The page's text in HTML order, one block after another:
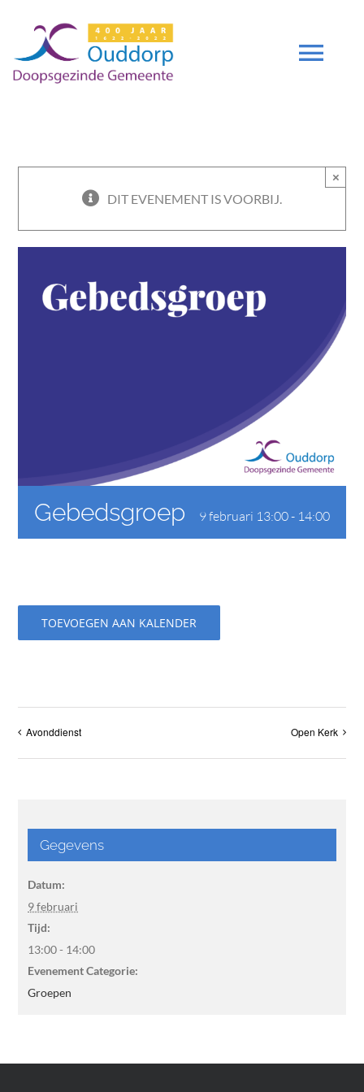
inhoud
DEUTSCH
DIT EVENEMENT IS VOORBIJ.
×
Gebedsgroep 9 februari 13:00- 14:00
TOEVOEGEN AAN KALENDER
Avonddienst Open Kerk
Gegevens
Datum:
9 februari
Tijd:
13:00 - 14:00
Evenement Categorie:
Groepen